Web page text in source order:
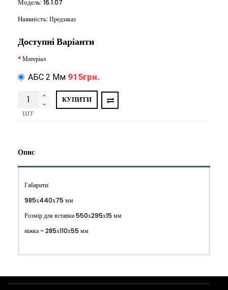
Модель:16.1.07
Наявність:Предзаказ
Доступні Варіанти
Матеріал
АБС 2 Мм 915грн.
шт
КУПИТИ
Опис
Габарити:
985х440х75 мм
Розмір для вставки 550х295х15 мм
ніжка - 285х110х55 мм